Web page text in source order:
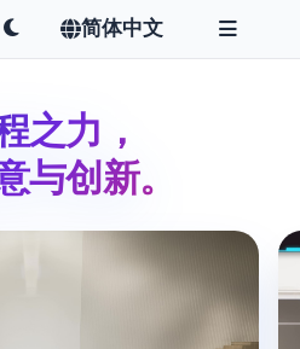
简体中文
之力，
与创新。